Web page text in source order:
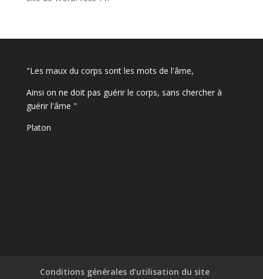
"Les maux du corps sont les mots de l'âme,
Ainsi on ne doit pas guérir le corps, sans chercher à
guérir l'âme "
Platon
Conditions générales d’utilisation du site